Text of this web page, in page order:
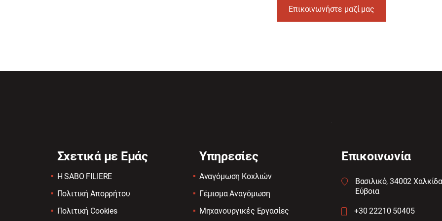
Επικοινωνήστε μαζί μας
Σχετικά με Εμάς
Η SABO FILIERE
Πολιτική Απορρήτου
Πολιτική Cookies
Υπηρεσίες
Αναγόμωση Κοχλιών
Γέμισμα Αναγόμωση
Μηχανουργικές Εργασίες
Επικοινωνία
Βασιλικό, 34002
Εύβοια
+30 22210 50405